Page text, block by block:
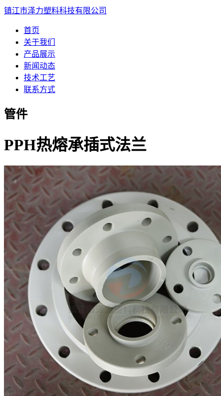
镇江市泽力塑料科技有限公司
首页
关于我们
产品展示
新闻动态
技术工艺
联系方式
管件
PPH热熔承插式法兰